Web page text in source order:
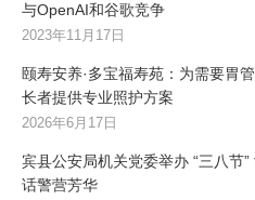
与OpenAI和谷歌竞争
2023年11月17日
颐寿安养·多宝福寿苑：为需要胃
长者提供专业照护方案
2026年6月17日
宾县公安局机关党委举办 “三八节
话警营芳华